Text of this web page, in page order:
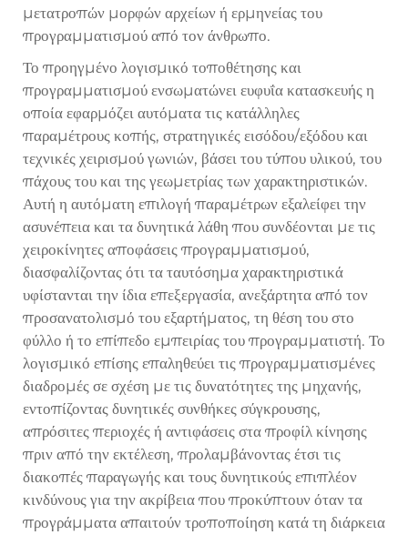
μετατροπών μορφών αρχείων ή ερμηνείας του
προγραμματισμού από τον άνθρωπο.
Το προηγμένο λογισμικό τοποθέτησης και
προγραμματισμού ενσωματώνει ευφυΐα κατασκευής η
οποία εφαρμόζει αυτόματα τις κατάλληλες
παραμέτρους κοπής, στρατηγικές εισόδου/εξόδου και
τεχνικές χειρισμού γωνιών, βάσει του τύπου υλικού, του
πάχους του και της γεωμετρίας των χαρακτηριστικών.
Αυτή η αυτόματη επιλογή παραμέτρων εξαλείφει την
ασυνέπεια και τα δυνητικά λάθη που συνδέονται με τις
χειροκίνητες αποφάσεις προγραμματισμού,
διασφαλίζοντας ότι τα ταυτόσημα χαρακτηριστικά
υφίστανται την ίδια επεξεργασία, ανεξάρτητα από τον
προσανατολισμό του εξαρτήματος, τη θέση του στο
φύλλο ή το επίπεδο εμπειρίας του προγραμματιστή. Το
λογισμικό επίσης επαληθεύει τις προγραμματισμένες
διαδρομές σε σχέση με τις δυνατότητες της μηχανής,
εντοπίζοντας δυνητικές συνθήκες σύγκρουσης,
απρόσιτες περιοχές ή αντιφάσεις στα προφίλ κίνησης
πριν από την εκτέλεση, προλαμβάνοντας έτσι τις
διακοπές παραγωγής και τους δυνητικούς επιπλέον
κινδύνους για την ακρίβεια που προκύπτουν όταν τα
προγράμματα απαιτούν τροποποίηση κατά τη διάρκεια